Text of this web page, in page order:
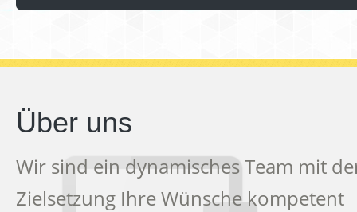
Über uns
Wir sind ein dynamisches Team mit
Zielsetzung Ihre Wünsche kompetent